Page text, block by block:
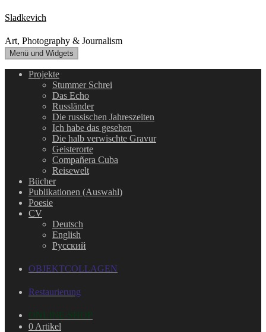
Zum
Inhalt
springen
Sladkevich
Art, Photography & Journalism
Menü und Widgets
Projekte
Stummer Schrei
Das Echo
Russländer
Die russischen Jahreszeiten
Ich habe das gesehen
Die halb verwischte Gravur
Geisterorte
Compañera Cuba
Reisewelt
Bücher
Publikationen (Auswahl)
Poesie
CV
Deutsch
English
Русский
OBJEKTCOLLAGEN
Restaurierung
ONLINE-SHOP
0 Artikel